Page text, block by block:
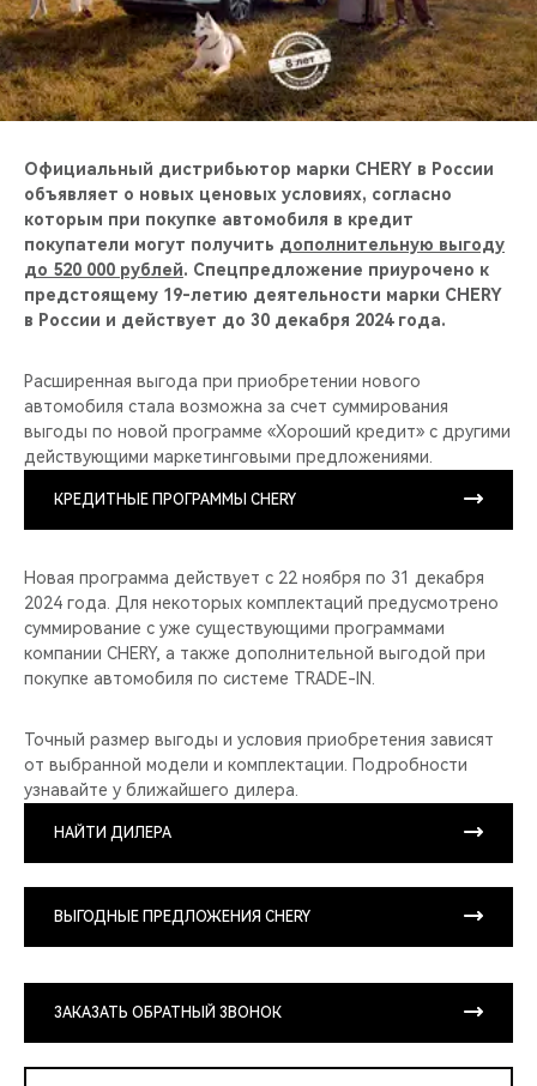
CHERY И СПОРТ
НАШИ МЕРОПРИЯТИЯ
ВИДЕООБЗОРЫ
CHERY ДЛЯ ДЕТЕЙ
Официальный дистрибьютор марки CHERY в России
объявляет о новых ценовых условиях, согласно
которым при покупке автомобиля в кредит
покупатели могут получить дополнительную выгоду
до 520 000 рублей. Спецпредложение приурочено к
предстоящему 19-летию деятельности марки CHERY
в России и действует до 30 декабря 2024 года.
Расширенная выгода при приобретении нового
автомобиля стала возможна за счет суммирования
выгоды по новой программе «Хороший кредит» c другими
действующими маркетинговыми предложениями.
КРЕДИТНЫЕ ПРОГРАММЫ CHERY
Новая программа действует с 22 ноября по 31 декабря
2024 года. Для некоторых комплектаций предусмотрено
суммирование с уже существующими программами
компании CHERY, а также дополнительной выгодой при
покупке автомобиля по системе TRADE-IN.
Точный размер выгоды и условия приобретения зависят
от выбранной модели и комплектации. Подробности
узнавайте у ближайшего дилера.
НАЙТИ ДИЛЕРА
ВЫГОДНЫЕ ПРЕДЛОЖЕНИЯ CHERY
ЗАКАЗАТЬ ОБРАТНЫЙ ЗВОНОК